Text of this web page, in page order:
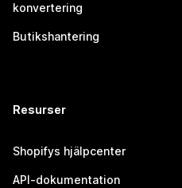
konvertering
Butikshantering
Resurser
Shopifys hjälpcenter
API-dokumentation